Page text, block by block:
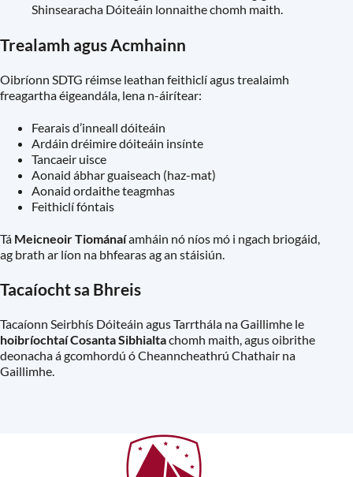
Shinsearacha Dóiteáin lonnaithe chomh maith.
Trealamh agus Acmhainn
Oibríonn SDTG réimse leathan feithiclí agus trealaimh
freagartha éigeandála, lena n-áirítear:
Fearais d’inneall dóiteáin
Ardáin dréimire dóiteáin insínte
Tancaeir uisce
Aonaid ábhar guaiseach (haz-mat)
Aonaid ordaithe teagmhas
Feithiclí fóntais
Tá Meicneoir Tiománaíamháin nó níos mó i ngach briogáid,
ag brath ar líon na bhfearas ag an stáisiún.
Tacaíocht sa Bhreis
Tacaíonn Seirbhís Dóiteáin agus Tarrthála na Gaillimhe le
hoibríochtaí Cosanta Sibhialtachomh maith, agus oibrithe
deonacha á gcomhordú ó Cheanncheathrú Chathair na
Gaillimhe.